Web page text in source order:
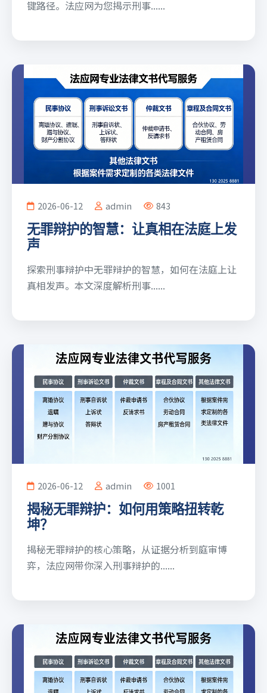
键路径。法应网为您揭示刑事......
2026-06-12 admin 843
无罪辩护的智慧：让真相在法庭上发
声
探索刑事辩护中无罪辩护的智慧，如何在法庭上让
真相发声。本文深度解析刑事......
2026-06-12 admin 1001
揭秘无罪辩护：如何用策略扭转乾
坤？
揭秘无罪辩护的核心策略，从证据分析到庭审博
弈，法应网带你深入刑事辩护的......